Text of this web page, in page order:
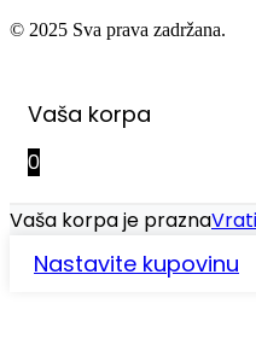
© 2025 Sva prava zadržana.
Vaša korpa
0
Vaša korpa je prazna
Nastavite kupovinu